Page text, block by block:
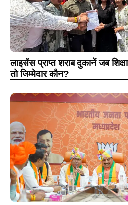
लाइसेंस प्राप्त शराब दुकानें जब
तो जिम्मेदार कौन?